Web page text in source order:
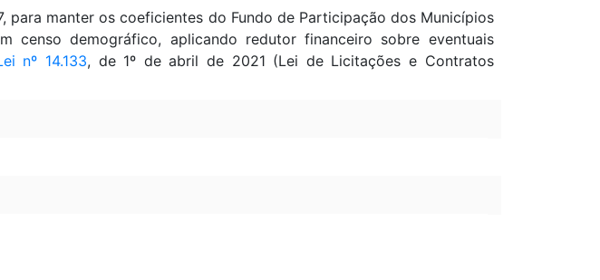
para manter os coeficientes do Fundo de Participação dos Municípios
censo demográfico, aplicando redutor financeiro sobre eventuais
nº 14.133, de 1º de abril de 2021 (Lei de Licitações e Contratos